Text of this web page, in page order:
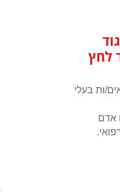
ויתר
לחץ
ות בעלי
אדם